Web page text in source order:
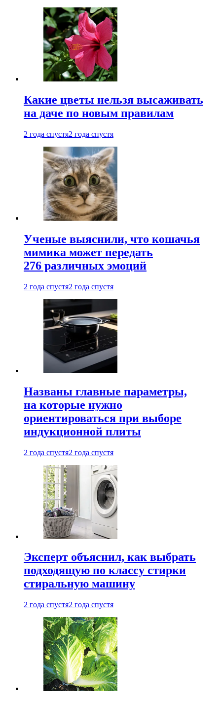
Какие цветы нельзя высаживать
на даче по новым правилам
2 года спустя2 года спустя
Ученые выяснили, что кошачья
мимика может передать
276 различных эмоций
2 года спустя2 года спустя
Названы главные параметры,
на которые нужно
ориентироваться при выборе
индукционной плиты
2 года спустя2 года спустя
Эксперт объяснил, как выбрать
подходящую по классу стирки
стиральную машину
2 года спустя2 года спустя